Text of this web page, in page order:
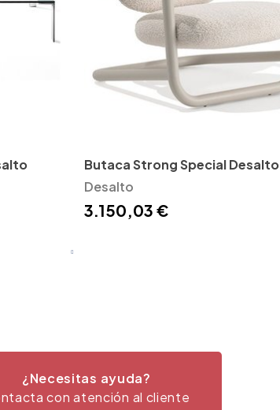
Butaca Strong Special Desalto
Desalto
3.150,03 €
¿Necesitas ayuda?
con atención al cliente